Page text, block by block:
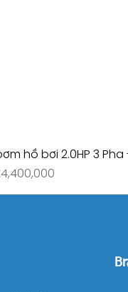
hồ bơi 2.0HP 3 Pha